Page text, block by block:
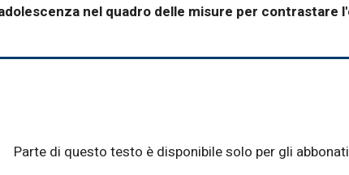
nel quadro delle misure per contrastare
Parte di questo testo è disponibile solo per gli